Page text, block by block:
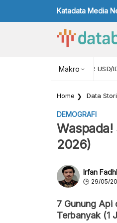
Katadata Media
Makro
NILAI TUKAR USD/
Home Data
DEMOGRAFI
Waspada!
2026)
Irfan
29/05/
7 Gunung Api
Terbanyak (1